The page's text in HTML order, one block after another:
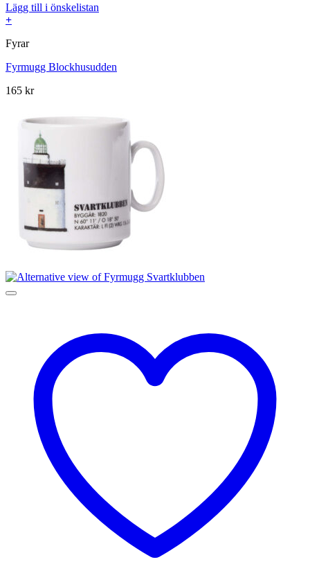
Lägg till i önskelistan
+
Fyrar
Fyrmugg Blockhusudden
165 kr